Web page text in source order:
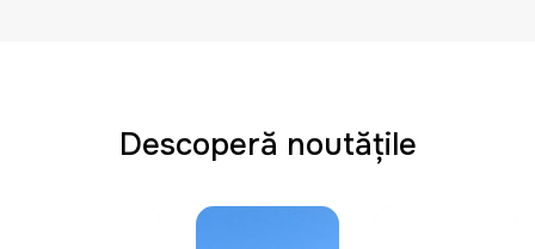
Descoperă noutățile